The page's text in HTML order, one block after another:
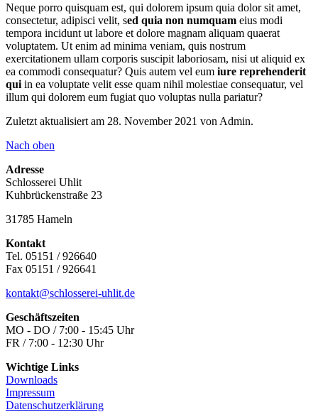
Neque porro quisquam est, qui dolorem ipsum quia dolor sit amet,
consectetur, adipisci velit, sed quia non numquam eius modi
tempora incidunt ut labore et dolore magnam aliquam quaerat
voluptatem. Ut enim ad minima veniam, quis nostrum
exercitationem ullam corporis suscipit laboriosam, nisi ut aliquid ex
ea commodi consequatur? Quis autem vel eum iure reprehenderit
qui in ea voluptate velit esse quam nihil molestiae consequatur, vel
illum qui dolorem eum fugiat quo voluptas nulla pariatur?
Zuletzt aktualisiert am 28. November 2021 von Admin.
Nach oben
Adresse
Schlosserei Uhlit
Kuhbrückenstraße 23
31785 Hameln
Kontakt
Tel. 05151 / 926640
Fax 05151 / 926641
kontakt@schlosserei-uhlit.de
Geschäftszeiten
MO - DO / 7:00 - 15:45 Uhr
FR / 7:00 - 12:30 Uhr
Wichtige Links
Downloads
Impressum
Datenschutzerklärung